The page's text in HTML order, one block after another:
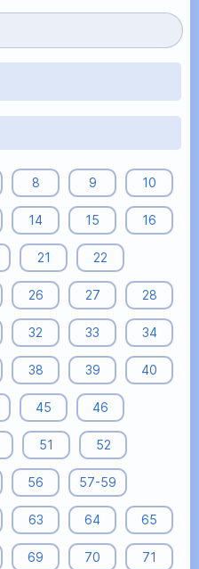
8 9 10
14 15 16
21 22
26 27 28
32 33 34
38 39 40
45 46
51 52
56 57-59
63 64 65
69 70 71